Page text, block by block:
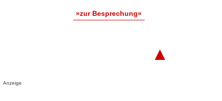
»zur Besprechung«
▲
Anzeige